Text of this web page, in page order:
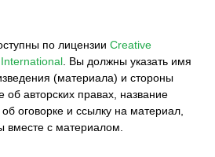
по лицензии Creative
. Вы должны указать имя
(материала) и стороны
об авторских правах, название
оговорке и ссылку на материал,
вместе с материалом.